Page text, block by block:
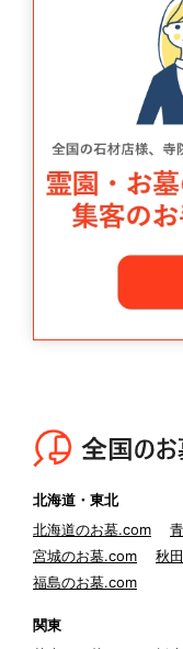
北海道・東北
北海道のお墓.com
宮城のお墓.com
秋
福島のお墓.com
関東